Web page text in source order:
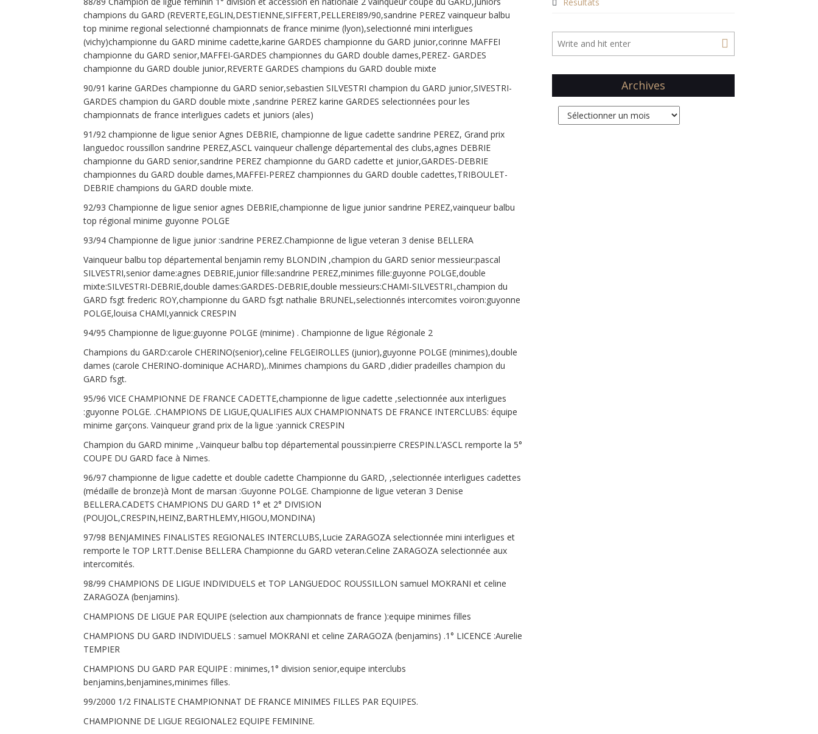
champions du GARD (REVERTE,EGLIN,DESTIENNE,SIFFERT,PELLEREI89/90,sandrine PEREZ vainqueur balbu
top minime regional selectionné championnats de france minime (lyon),selectionné mini interligues
(vichy)championne du GARD minime cadette,karine GARDES championne du GARD junior,corinne MAFFEI
championne du GARD senior,MAFFEI-GARDES championnes du GARD double dames,PEREZ- GARDES
championne du GARD double junior,REVERTE GARDES champions du GARD double mixte
90/91 karine GARDes championne du GARD senior,sebastien SILVESTRI champion du GARD junior,SIVESTRI-
GARDES champion du GARD double mixte ,sandrine PEREZ karine GARDES selectionnées pour les
championnats de france interligues cadets et juniors (ales)
91/92 championne de ligue senior Agnes DEBRIE, championne de ligue cadette sandrine PEREZ, Grand prix
languedoc roussillon sandrine PEREZ,ASCL vainqueur challenge départemental des clubs,agnes DEBRIE
championne du GARD senior,sandrine PEREZ championne du GARD cadette et junior,GARDES-DEBRIE
championnes du GARD double dames,MAFFEI-PEREZ championnes du GARD double cadettes,TRIBOULET-
DEBRIE champions du GARD double mixte.
92/93 Championne de ligue senior agnes DEBRIE,championne de ligue junior sandrine PEREZ,vainqueur balbu
top régional minime guyonne POLGE
93/94 Championne de ligue junior :sandrine PEREZ.Championne de ligue veteran 3 denise BELLERA
Vainqueur balbu top départemental benjamin remy BLONDIN ,champion du GARD senior messieur:pascal
SILVESTRI,senior dame:agnes DEBRIE,junior fille:sandrine PEREZ,minimes fille:guyonne POLGE,double
mixte:SILVESTRI-DEBRIE,double dames:GARDES-DEBRIE,double messieurs:CHAMI-SILVESTRI.,champion du
GARD fsgt frederic ROY,championne du GARD fsgt nathalie BRUNEL,selectionnés intercomites voiron:guyonne
POLGE,louisa CHAMI,yannick CRESPIN
94/95 Championne de ligue:guyonne POLGE (minime) . Championne de ligue Régionale 2
Champions du GARD:carole CHERINO(senior),celine FELGEIROLLES (junior),guyonne POLGE (minimes),double
dames (carole CHERINO-dominique ACHARD),.Minimes champions du GARD ,didier pradeilles champion du
GARD fsgt.
95/96 VICE CHAMPIONNE DE FRANCE CADETTE,championne de ligue cadette ,selectionnée aux interligues
:guyonne POLGE. .CHAMPIONS DE LIGUE,QUALIFIES AUX CHAMPIONNATS DE FRANCE INTERCLUBS: équipe
minime garçons. Vainqueur grand prix de la ligue :yannick CRESPIN
Champion du GARD minime ,.Vainqueur balbu top départemental poussin:pierre CRESPIN.L’ASCL remporte la 5°
COUPE DU GARD face à Nimes.
96/97 championne de ligue cadette et double cadette Championne du GARD, ,selectionnée interligues cadettes
(médaille de bronze)à Mont de marsan :Guyonne POLGE. Championne de ligue veteran 3 Denise
BELLERA.CADETS CHAMPIONS DU GARD 1° et 2° DIVISION
(POUJOL,CRESPIN,HEINZ,BARTHLEMY,HIGOU,MONDINA)
97/98 BENJAMINES FINALISTES REGIONALES INTERCLUBS,Lucie ZARAGOZA selectionnée mini interligues et
remporte le TOP LRTT.Denise BELLERA Championne du GARD veteran.Celine ZARAGOZA selectionnée aux
intercomités.
98/99 CHAMPIONS DE LIGUE INDIVIDUELS et TOP LANGUEDOC ROUSSILLON samuel MOKRANI et celine
ZARAGOZA (benjamins).
CHAMPIONS DE LIGUE PAR EQUIPE (selection aux championnats de france ):equipe minimes filles
CHAMPIONS DU GARD INDIVIDUELS : samuel MOKRANI et celine ZARAGOZA (benjamins) .1° LICENCE :Aurelie
TEMPIER
CHAMPIONS DU GARD PAR EQUIPE : minimes,1° division senior,equipe interclubs
benjamins,benjamines,minimes filles.
99/2000 1/2 FINALISTE CHAMPIONNAT DE FRANCE MINIMES FILLES PAR EQUIPES.
CHAMPIONNE DE LIGUE REGIONALE2 EQUIPE FEMININE.
Archives
Archives